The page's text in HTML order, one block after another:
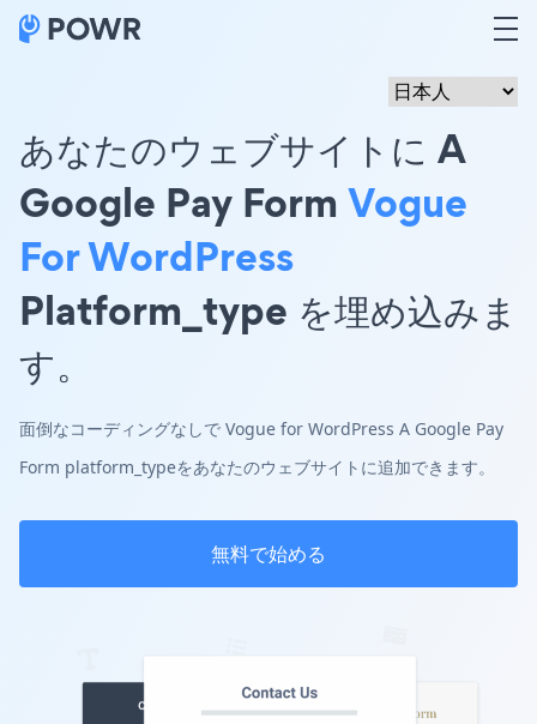
あなたのウェブサイトに A
Google Pay Form Vogue
For WordPress
Platform_type を埋め込みま
す。
面倒なコーディングなしで Vogue for WordPress A Google Pay
Form platform_typeをあなたのウェブサイトに追加できます。
無料で始める